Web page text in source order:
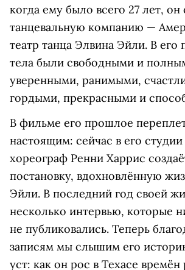
когда ему было всего 27 лет,
танцевальную компанию —
театр танца Элвина Эйли. В его
тела были свободными и
уверенными, ранимыми,
гордыми, прекрасными и
В фильме его прошлое
настоящим: сейчас в его
хореограф Ренни Харрис
постановку, вдохновлённую
Эйли. В последний год своей
несколько интервью, которые
не публиковались. Теперь
записям мы слышим его
уст: как он рос в Техасе времён